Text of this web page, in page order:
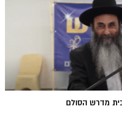
מדרש הסולם